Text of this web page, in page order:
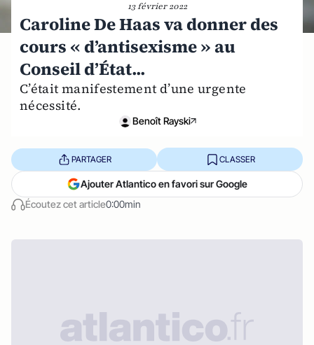
13 février 2022
Caroline De Haas va donner des
cours « d’antisexisme » au
Conseil d’État...
C’était manifestement d’une urgente
nécessité.
Benoît Rayski
Écoutez cet article0:00min
PARTAGER CLASSER
Ajouter Atlantico en favori sur Google